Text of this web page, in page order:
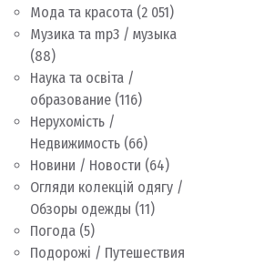
Мода та красота (2 051)
Музика та mp3 / музыка
(88)
Наука та освіта /
образование (116)
Нерухомість /
Недвижимость (66)
Новини / Новости (64)
Огляди колекцій одягу /
Обзоры одежды (11)
Погода (5)
Подорожі / Путешествия